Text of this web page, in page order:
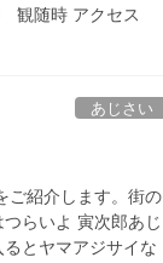
観随時 アクセス
あじさい
ご紹介します。街の
らいよ 寅次郎あじ
とヤマアジサイな